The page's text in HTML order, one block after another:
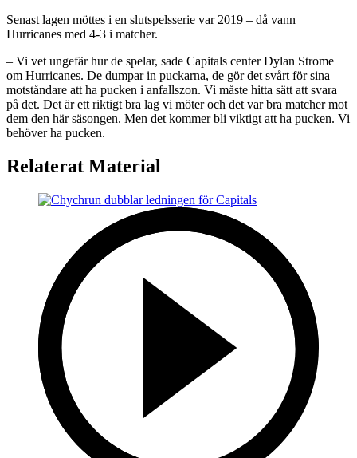
Senast lagen möttes i en slutspelsserie var 2019 – då vann
Hurricanes med 4-3 i matcher.
– Vi vet ungefär hur de spelar, sade Capitals center Dylan Strome
om Hurricanes. De dumpar in puckarna, de gör det svårt för sina
motståndare att ha pucken i anfallszon. Vi måste hitta sätt att svara
på det. Det är ett riktigt bra lag vi möter och det var bra matcher mot
dem den här säsongen. Men det kommer bli viktigt att ha pucken. Vi
behöver ha pucken.
Relaterat Material